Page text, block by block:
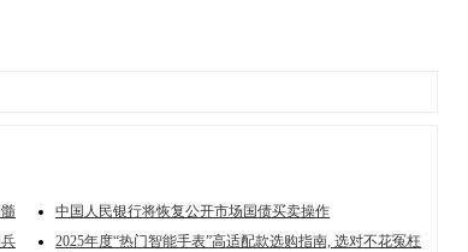
中国人民银行将恢复公开市场国债买卖操作
2025年度“热门智能手表”高适配款选购指南, 选对不花冤枉